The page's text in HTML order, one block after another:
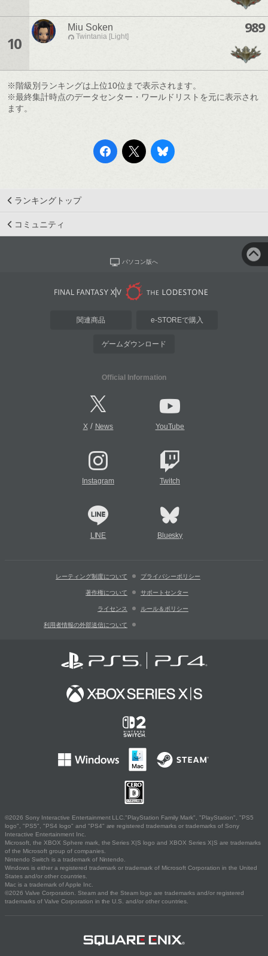
10
Miu Soken
Twintania [Light]
989
※階級別ランキングは上位10位まで表示されます。
※最終集計時点のデータセンター・ワールドリストを元に表示され
ます。
ランキングトップ
コミュニティ
パソコン版へ
関連商品 e-STOREで購入
ゲームダウンロード
Official Information
X/ News YouTube
Instagram Twitch
LINE Bluesky
レーティング制度について プライバシーポリシー
著作権について サポートセンター
ライセンス ルール＆ポリシー
利用者情報の外部送信について
©2026 Sony Interactive Entertainment LLC."PlayStation Family Mark", "PlayStation", "PS5
logo", "PS5", "PS4 logo" and "PS4" are registered trademarks or trademarks of Sony
Interactive Entertainment Inc.
Microsoft, the XBOX Sphere mark, the Series X|S logo and XBOX Series X|S are trademarks
of the Microsoft group of companies.
Nintendo Switch is a trademark of Nintendo.
Windows is either a registered trademark or trademark of Microsoft Corporation in the United
States and/or other countries.
Mac is a trademark of Apple Inc.
©2026 Valve Corporation. Steam and the Steam logo are trademarks and/or registered
trademarks of Valve Corporation in the U.S. and/or other countries.